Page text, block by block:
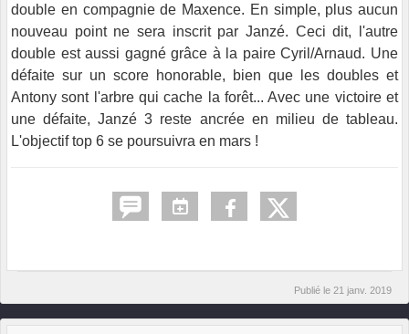
double en compagnie de Maxence. En simple, plus aucun
nouveau point ne sera inscrit par Janzé. Ceci dit, l'autre
double est aussi gagné grâce à la paire Cyril/Arnaud. Une
défaite sur un score honorable, bien que les doubles et
Antony sont l'arbre qui cache la forêt... Avec une victoire et
une défaite, Janzé 3 reste ancrée en milieu de tableau.
L'objectif top 6 se poursuivra en mars !
Publié le 21 janv. 2019